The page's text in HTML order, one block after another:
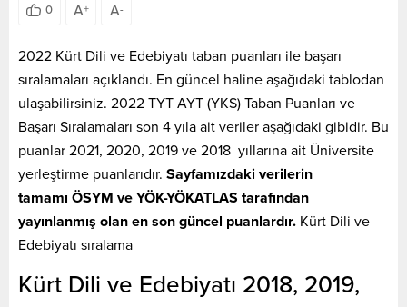
0 A+ A-
2022 Kürt Dili ve Edebiyatı taban puanları ile başarı
sıralamaları açıklandı. En güncel haline aşağıdaki tablodan
ulaşabilirsiniz. 2022 TYT AYT (YKS) Taban Puanları ve
Başarı Sıralamaları son 4 yıla ait veriler aşağıdaki gibidir. Bu
puanlar 2021, 2020, 2019 ve 2018 yıllarına ait Üniversite
yerleştirme puanlarıdır. Sayfamızdaki verilerin
tamamı ÖSYM ve YÖK-YÖKATLAS tarafından
yayınlanmış olan en son güncel puanlardır. Kürt Dili ve
Edebiyatı sıralama
Kürt Dili ve Edebiyatı 2018, 2019,